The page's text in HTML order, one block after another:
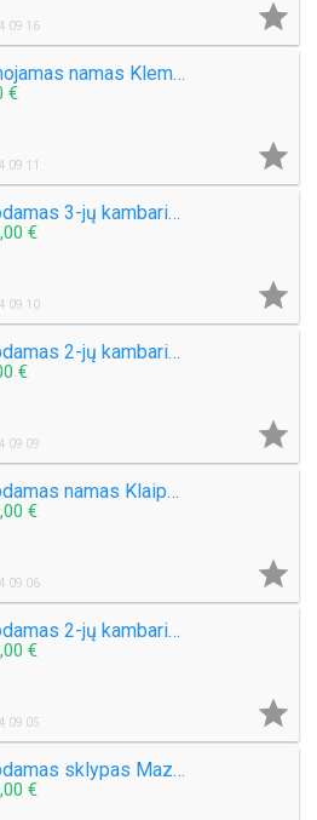
09 16

Išnuomojamas namas Klemiškės II k.
€
09 11

Parduodamas 3-jų kambarių butas Kretingos g.
€
09 10

Parduodamas 2-jų kambarių su holu butas Bandužių g.
€
09 09

Parduodamas namas Klaipėdos mieste
€
09 06

Parduodamas 2-jų kambarių su holu butas Laukininkų g.
€
09 05

Parduodamas sklypas Mazūriškių k.
€